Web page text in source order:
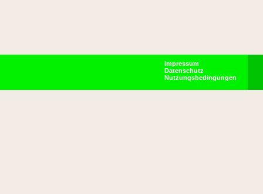
Impressum
Datenschutz
Nutzungsbedingungen